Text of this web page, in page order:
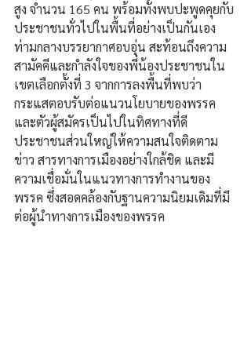
สูง จำนวน 165 คน พร้อมทั้งพบปะพูดคุยกับ
ประชาชนทั่วไปในพื้นที่อย่างเป็นกันเอง
ท่ามกลางบรรยากาศอบอุ่น สะท้อนถึงความ
สามัคคีและกำลังใจของพี่น้องประชาชนใน
เขตเลือกตั้งที่ 3 จากการลงพื้นที่พบว่า
กระแสตอบรับต่อแนวนโยบายของพรรค
และตัวผู้สมัครเป็นไปในทิศทางที่ดี
ประชาชนส่วนใหญ่ให้ความสนใจติดตาม
ข่าว สารทางการเมืองอย่างใกล้ชิด และมี
ความเชื่อมั่นในแนวทางการทำงานของ
พรรค ซึ่งสอดคล้องกับฐานความนิยมเดิมที่มี
ต่อผู้นำทางการเมืองของพรรค